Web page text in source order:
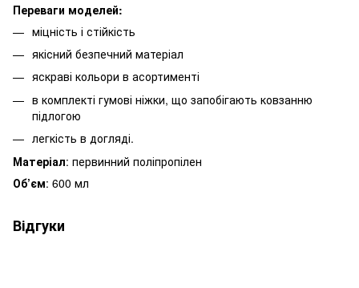
Переваги моделей:
міцність і стійкість
якісний безпечний матеріал
яскраві кольори в асортименті
в комплекті гумові ніжки, що запобігають ковзанню
підлогою
легкість в догляді.
Матеріал: первинний поліпропілен
Об’єм: 600 мл
Відгуки